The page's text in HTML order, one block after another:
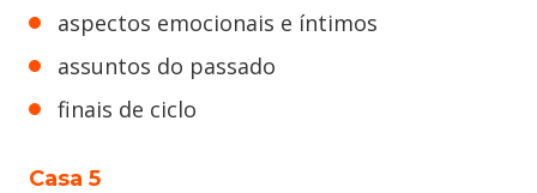
aspectos emocionais e íntimos
assuntos do passado
finais de ciclo
Casa 5